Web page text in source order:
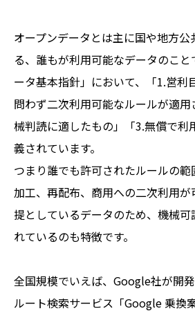
オープンデータとは主に国や地方
る、誰もが利用可能なデータのこ
ータ基本指針」において、「1.営利
問わず二次利用可能なルールが適
械判読に適したもの」「3.無償で利
義されています。
つまり誰でも許可されたルールの
加工、再配布、商用への二次利用
提としているデータのため、機械
れているのも特徴です。
全国規模でいえば、Google社が開
ルート検索サービス「Google 乗換